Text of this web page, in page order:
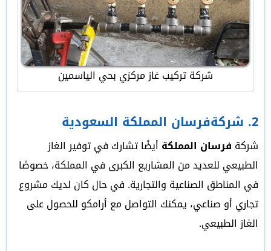
شركة تركيب غاز مركزي بحي الياسمين
2. شركةفرسان المملكة السعودية
شركة فرسان المملكة أيضًا تشارك في توفير الغاز
الطبيعي للعديد من المشاريع الكبرى في المملكة، خصوصًا
في المناطق الصناعية والتجارية. في حال كان لديك مشروع
تجاري أو صناعي، يمكنك التواصل مع أرامكو للحصول على
الغاز الطبيعي.